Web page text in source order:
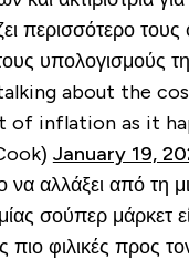
περισσότερο
υπολογισμούς
about the
of inflation as it
January 19,
αλλάξει από τη
σούπερ μάρκετ
πιο φιλικές